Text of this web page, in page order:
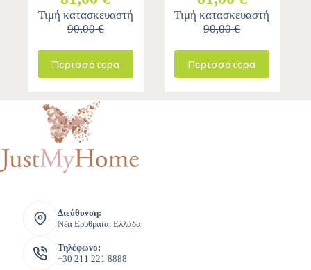
Τιμή κατασκευαστή
90,00 €
Περισσότερα
Τιμή κατασκευαστή
90,00 €
Περισσότερα
Διεύθυνση:
Νέα Ερυθραία, Ελλάδα
Τηλέφωνο:
+30 211 221 8888